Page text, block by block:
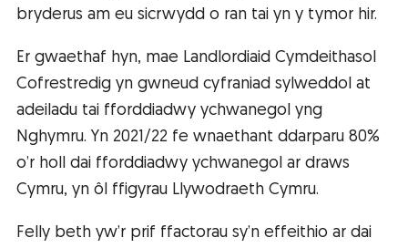
bryderus am eu sicrwydd o ran tai yn y tymor hir.
Er gwaethaf hyn, mae Landlordiaid Cymdeithasol
Cofrestredig yn gwneud cyfraniad sylweddol at
adeiladu tai fforddiadwy ychwanegol yng
Nghymru. Yn 2021/22 fe wnaethant ddarparu 80%
o’r holl dai fforddiadwy ychwanegol ar draws
Cymru, yn ôl ffigyrau Llywodraeth Cymru.
Felly beth yw’r prif ffactorau sy’n effeithio ar dai